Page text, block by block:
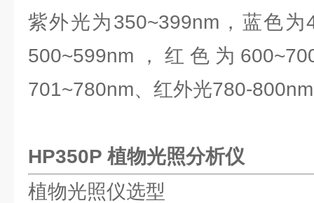
紫外光为350~399nm，蓝色为
500~599nm，红色为
701~780nm、红外光780-800nm
HP350P 植物光照分析仪
植物光照仪选型